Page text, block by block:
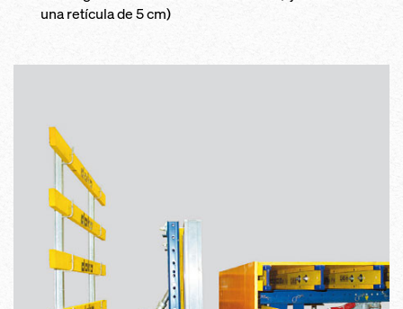
una retícula de 5 cm)